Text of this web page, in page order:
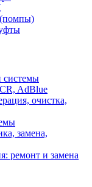
(помпы)
системы
AdBlue
очистка,
замена,
ремонт и замена